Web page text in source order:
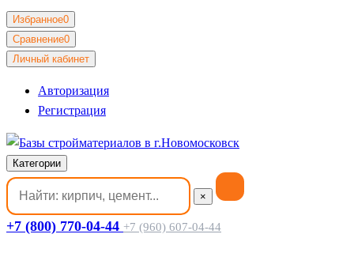
Избранное0
Сравнение0
Личный кабинет
Авторизация
Регистрация
Категории
×
+7 (800) 770-04-44 +7 (960) 607-04-44